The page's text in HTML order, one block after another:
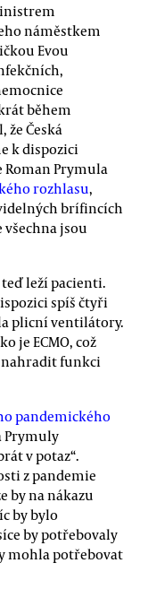
náměstkem
Evou
během
Česká
k dispozici
Roman Prymula
rozhlasu,
brífincích
jsou
leží pacienti.
spíš čtyři
plicní ventilátory.
je ECMO, což
nahradit funkci
pandemického
Prymuly
v potaz“.
z pandemie
by na nákazu
by bylo
by potřebovaly
mohla potřebovat